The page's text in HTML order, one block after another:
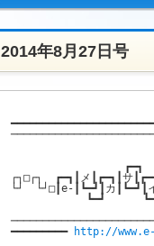
2014年8月27日号
┌┐□┌┐  ┏━┓┃メ┃┏━┓┃サ
└┘  └┘□┃e-┃┗━┛┃カ┃┗━┛┃
┗━┛
━━━━━━━━━ http://